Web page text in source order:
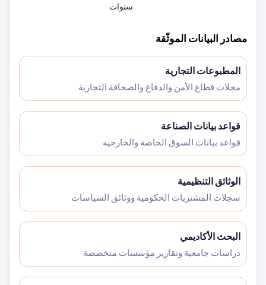
سنوات
مصادر البيانات الموثّقة
المطبوعات التجارية
مجلات قطاع الأمن والدفاع والصحافة التجارية
قواعد بيانات الصناعة
قواعد بيانات السوق الخاصة والخارجية
الوثائق التنظيمية
سجلات المشتريات الحكومية ووثائق السياسات
البحث الأكاديمي
دراسات جامعية وتقارير مؤسسات متخصصة